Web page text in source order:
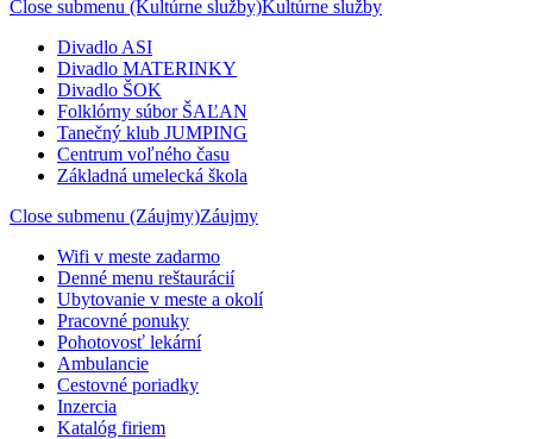
Close submenu (Kultúrne služby)Kultúrne služby
Divadlo ASI
Divadlo MATERINKY
Divadlo ŠOK
Folklórny súbor ŠAĽAN
Tanečný klub JUMPING
Centrum voľného času
Základná umelecká škola
Close submenu (Záujmy)Záujmy
Wifi v meste zadarmo
Denné menu reštaurácií
Ubytovanie v meste a okolí
Pracovné ponuky
Pohotovosť lekární
Ambulancie
Cestovné poriadky
Inzercia
Katalóg firiem